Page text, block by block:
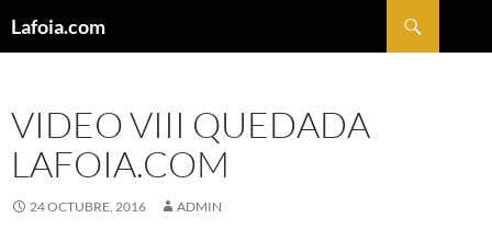
Lafoia.com
VIDEO VIII QUEDADA
LAFOIA.COM
24 OCTUBRE, 2016 ADMIN